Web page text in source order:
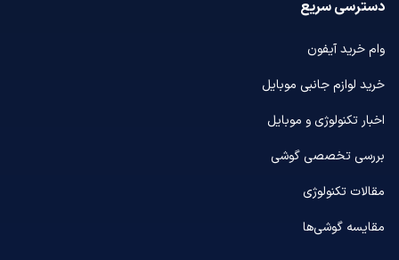
دسترسی سریع
وام خرید آیفون
خرید لوازم جانبی موبایل
اخبار تکنولوژی و موبایل
بررسی تخصصی گوشی
مقالات تکنولوژی
مقایسه گوشی‌ها